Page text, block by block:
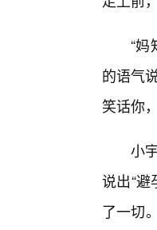
“
的语气
笑话你
小
说出“
了一切